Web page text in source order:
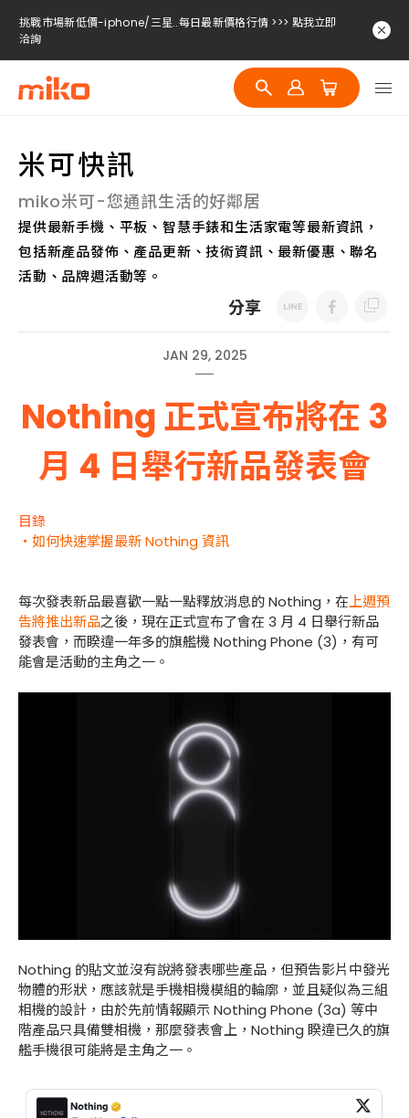
挑戰市場新低價-iphone/三星..每日最新價格行情 >>> 點我立即
洽詢
挑戰市場新低價-iphone/三星..每日最新價格行情 >>> 點我立即
洽詢
挑戰市場新低價-iphone/三星..每日最新價格行情 >>> 點我立即
米可快訊
miko米可-您通訊生活的好鄰居
提供最新手機、平板、智慧手錶和生活家電等最新資訊，
包括新產品發佈、產品更新、技術資訊、最新優惠、聯名
活動、品牌週活動等。
分享
JAN 29, 2025
Nothing 正式宣布將在 3
月 4 日舉行新品發表會
目錄
・如何快速掌握最新 Nothing 資訊
每次發表新品最喜歡一點一點釋放消息的 Nothing，在上週預
告將推出新品之後，現在正式宣布了會在 3 月 4 日舉行新品
發表會，而睽違一年多的旗艦機 Nothing Phone (3)，有可
能會是活動的主角之一。
Nothing 的貼文並沒有說將發表哪些產品，但預告影片中發光
物體的形狀，應該就是手機相機模組的輪廓，並且疑似為三組
相機的設計，由於先前情報顯示 Nothing Phone (3a) 等中
階產品只具備雙相機，那麼發表會上，Nothing 睽違已久的旗
艦手機很可能將是主角之一。